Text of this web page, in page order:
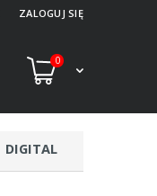
ZALOGUJ SIĘ
0
DIGITAL